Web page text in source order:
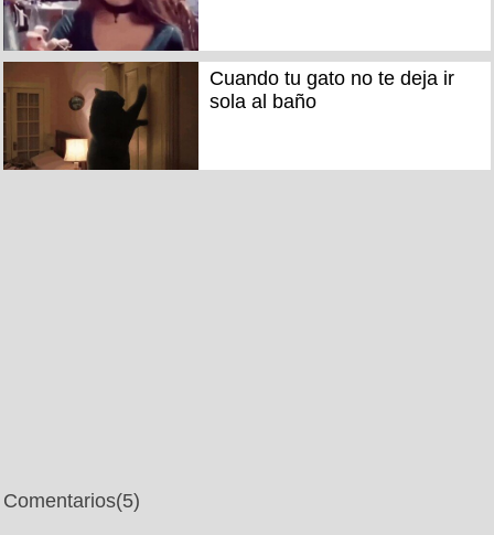
Cuando tu gato no te deja ir
sola al baño
Comentarios(5)